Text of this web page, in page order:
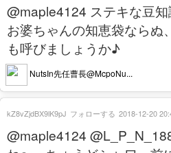
@maple4124 ステキな豆
お婆ちゃんの知恵袋ならぬ
も呼びましょうか♪
NutsIn先任曹長@McpoNu...
@maple4124
kZ8vZjdBX9lK9pJ フォローする 2018-12-20